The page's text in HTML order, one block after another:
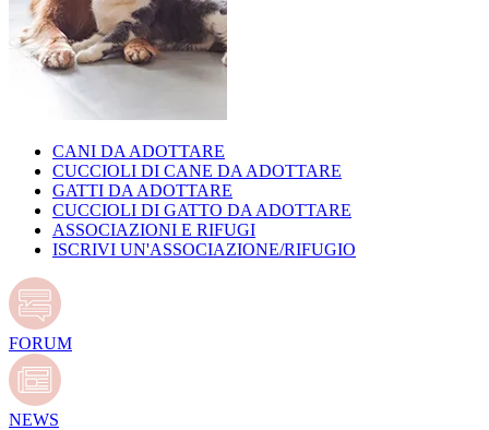
CANI DA ADOTTARE
CUCCIOLI DI CANE DA ADOTTARE
GATTI DA ADOTTARE
CUCCIOLI DI GATTO DA ADOTTARE
ASSOCIAZIONI E RIFUGI
ISCRIVI UN'ASSOCIAZIONE/RIFUGIO
FORUM
NEWS